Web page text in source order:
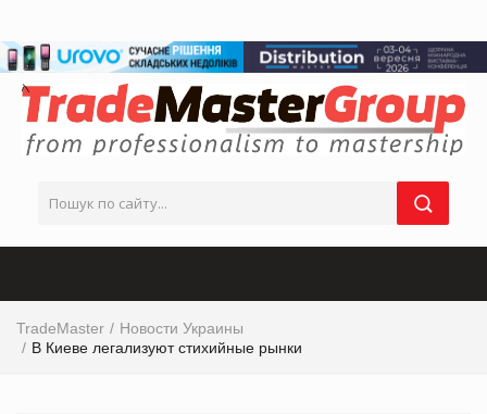
TradeMaster
Новости Украины
В Киеве легализуют стихийные рынки